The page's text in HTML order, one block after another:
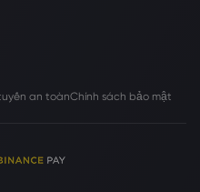
an toànChính sách bảo mật